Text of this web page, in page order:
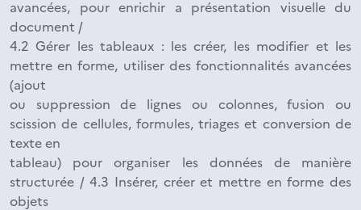
avancées, pour enrichir a présentation visuelle du
document /
4.2 Gérer les tableaux : les créer, les modifier et les
mettre en forme, utiliser des fonctionnalités avancées
(ajout
ou suppression de lignes ou colonnes, fusion ou
scission de cellules, formules, triages et conversion de
texte en
tableau) pour organiser les données de manière
structurée / 4.3 Insérer, créer et mettre en forme des
objets